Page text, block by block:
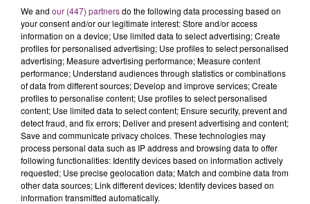
We and our (447) partnersdo the following data processing based on
your consent and/or our legitimate interest: Store and/or access
information on a device; Use limited data to select advertising; Create
profiles for personalised advertising; Use profiles to select personalised
advertising; Measure advertising performance; Measure content
performance; Understand audiences through statistics or combinations
of data from different sources; Develop and improve services; Create
profiles to personalise content; Use profiles to select personalised
content; Use limited data to select content; Ensure security, prevent and
detect fraud, and fix errors; Deliver and present advertising and content;
Save and communicate privacy choices. These technologies may
process personal data such as IP address and browsing data to offer
following functionalities: Identify devices based on information actively
requested; Use precise geolocation data; Match and combine data from
other data sources; Link different devices; Identify devices based on
information transmitted automatically.